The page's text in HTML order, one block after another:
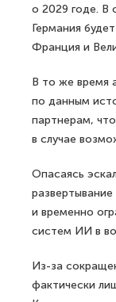
о 2029 годе. В
Германия
Франция и
В то же время
по данным
партнерам,
в случае
Опасаясь
и временно
систем ИИ в
Из-за
фактически